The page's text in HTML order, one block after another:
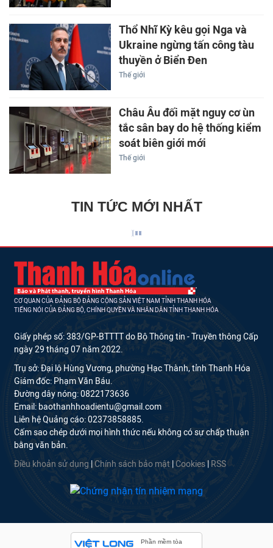
Thổ Nhĩ Kỳ kêu gọi Nga và
Ukraine ngừng tấn công tàu
thuyền ở Biển Đen
Thế giới
Châu Âu đối mặt nguy cơ ùn
tắc sân bay do hệ thống kiểm
soát biên giới mới
Thế giới
TIN TỨC MỚI NHẤT
CƠ QUAN CỦA ĐẢNG BỘ ĐẢNG CỘNG SẢN VIỆT NAM TỈNH THANH HÓA
TIẾNG NÓI CỦA ĐẢNG BỘ, CHÍNH QUYỀN VÀ NHÂN DÂN TỈNH THANH HÓA
Giấy phép số: 383/GP-BTTTT do Bộ Thông tin - Truyền thông Cấp
ngày 29 tháng 07 năm 2022.
Trụ sở: Đại lộ Hùng Vương, phường Hạc Thành, tỉnh Thanh Hóa
Giám đốc: Phạm Văn Báu.
Đường dây nóng: 0822173636
Email: baothanhhoadientu@gmail.com
Liên hệ Quảng cáo: 02373858885.
Cấm sao chép dưới mọi hình thức nếu không có sự chấp thuận
bằng văn bản.
Điều khoản sử dụng Chính sách bảo mật Cookies RSS
Phần mềm tòa